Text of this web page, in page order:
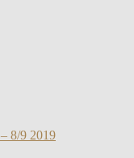
8/9 2019